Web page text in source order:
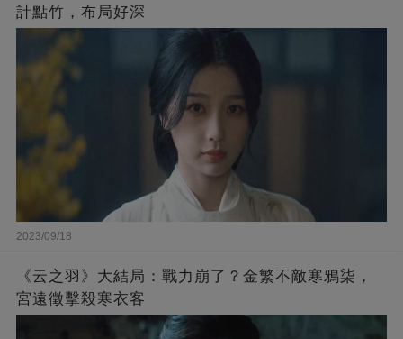
計點竹，布局好深
2023/09/18
《云之羽》大結局：戰力崩了？金繁不敵寒鴉柒，
宮遠徵擊殺寒衣客